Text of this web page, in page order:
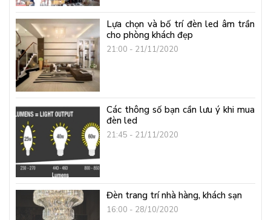
Lựa chọn và bố trí đèn led âm trần
cho phòng khách đẹp
21:00 - 21/11/2020
Các thông số bạn cần lưu ý khi mua
đèn led
21:45 - 21/11/2020
Đèn trang trí nhà hàng, khách sạn
16:00 - 28/10/2020